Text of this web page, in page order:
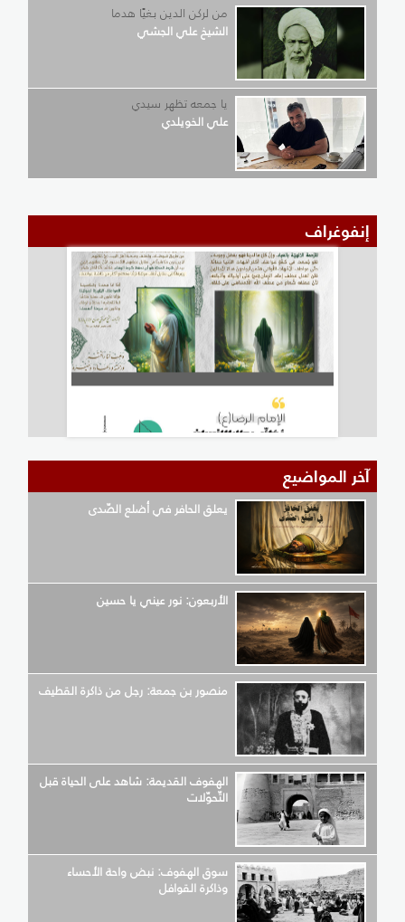
من لركن الدين بغيًا هدما
الشيخ علي الجشي
يا جمعه تظهر سيدي
علي الخويلدي
إنفوغراف
آخر المواضيع
يعلق الحافر في أضلع الصّدى
الأربعون: نور عيني يا حسين
منصور بن جمعة: رجل من ذاكرة القطيف
الهفوف القديمة: شاهد على الحياة قبل
التّحوّلات
سوق الهفوف: نبض واحة الأحساء
وذاكرة القوافل